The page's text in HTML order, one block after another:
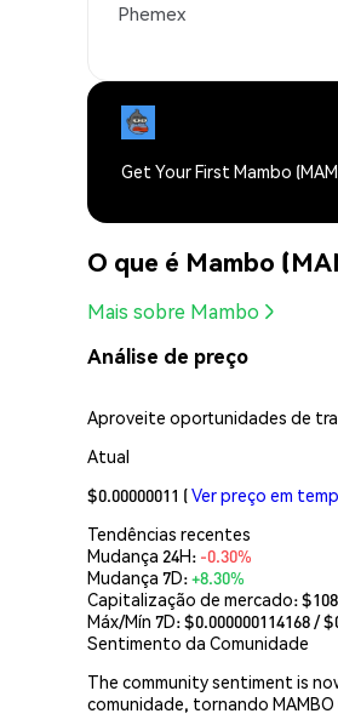
Phemex
Get Your First Mambo
O que é Mambo
Mais sobre Mambo
Análise de preço
Aproveite oportunidades de
Atual
$0.00000011 (Ver preço em
Tendências recentes
Mudança 24H: -0.30%
Mudança 7D:+8.30%
Capitalização de mercado:
Máx/Mín 7D: $0.000000114168/ $
Sentimento da Comunidade
The community sentiment is
comunidade, tornando